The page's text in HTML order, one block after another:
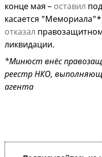
конце мая – оставил
касается
отказал
ликвидации.
*Минюст внёс
реестр НКО,
агента